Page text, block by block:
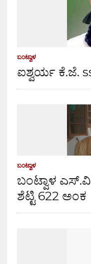
ಬಂಟ್ವಾಳ
ಐಶ್ವರ್ಯ ಕೆ.ಜೆ.
ಬಂಟ್ವಾಳ
ಬಂಟ್ವಾಳ
ಶೆಟ್ಟಿ 622 ಅಂಕ